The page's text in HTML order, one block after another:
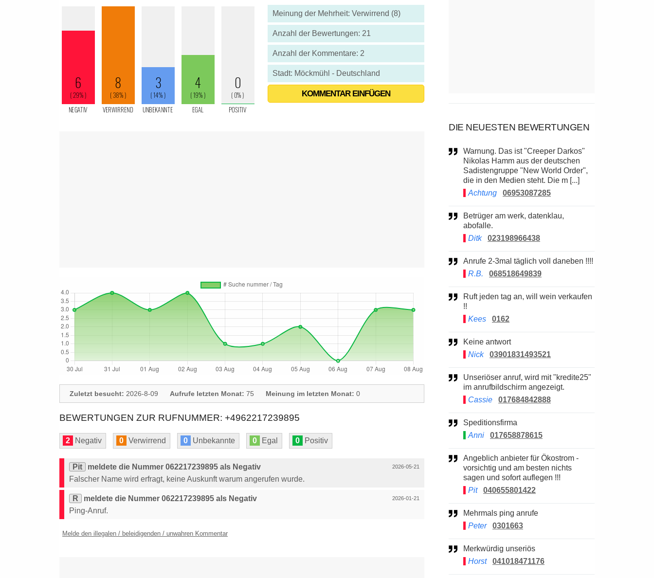
Meinung der Mehrheit: Verwirrend (8)
Anzahl der Bewertungen: 21
Anzahl der Kommentare: 2
Stadt: Möckmühl - Deutschland
KOMMENTAR EINFÜGEN
Zuletzt besucht: 2026-8-09 Aufrufe letzten Monat: 75 Meinung im letzten Monat: 0
BEWERTUNGEN ZUR RUFNUMMER: +4962217239895
2 Negativ 0 Verwirrend 0 Unbekannte 0 Egal 0 Positiv
2026-05-21
Pit
meldete die Nummer 062217239895 als Negativ
Falscher Name wird erfragt, keine Auskunft warum angerufen wurde.
2026-01-21
R
meldete die Nummer 062217239895 als Negativ
Ping-Anruf.
Melde den illegalen / beleidigenden / unwahren Kommentar
DIE NEUESTEN BEWERTUNGEN
Warnung. Das ist "Creeper Darkos"
Nikolas Hamm aus der deutschen
Sadistengruppe "New World Order",
die in den Medien steht. Die m [...]
Achtung
06953087285
Betrüger am werk, datenklau,
abofalle.
Ditk
023198966438
Anrufe 2-3mal täglich voll daneben !!!!
R.B.
068518649839
Ruft jeden tag an, will wein verkaufen
!!
Kees
0162
Keine antwort
Nick
03901831493521
Unseriöser anruf, wird mit "kredite25"
im anrufbildschirm angezeigt.
Cassie
017684842888
Speditionsfirma
Anni
017658878615
Angeblich anbieter für Ökostrom -
vorsichtig und am besten nichts
sagen und sofort auflegen !!!
Pit
040655801422
Mehrmals ping anrufe
Peter
0301663
Merkwürdig unseriös
Horst
041018471176